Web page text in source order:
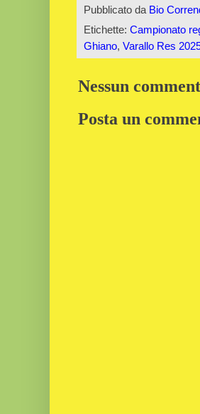
Pubblicato da Bio
Etichette: Campionato
Ghiano, Varallo Res
Nessun
Posta un